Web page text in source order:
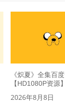
《炽夏》全集百
【HD1080P资源】
2026年8月8日